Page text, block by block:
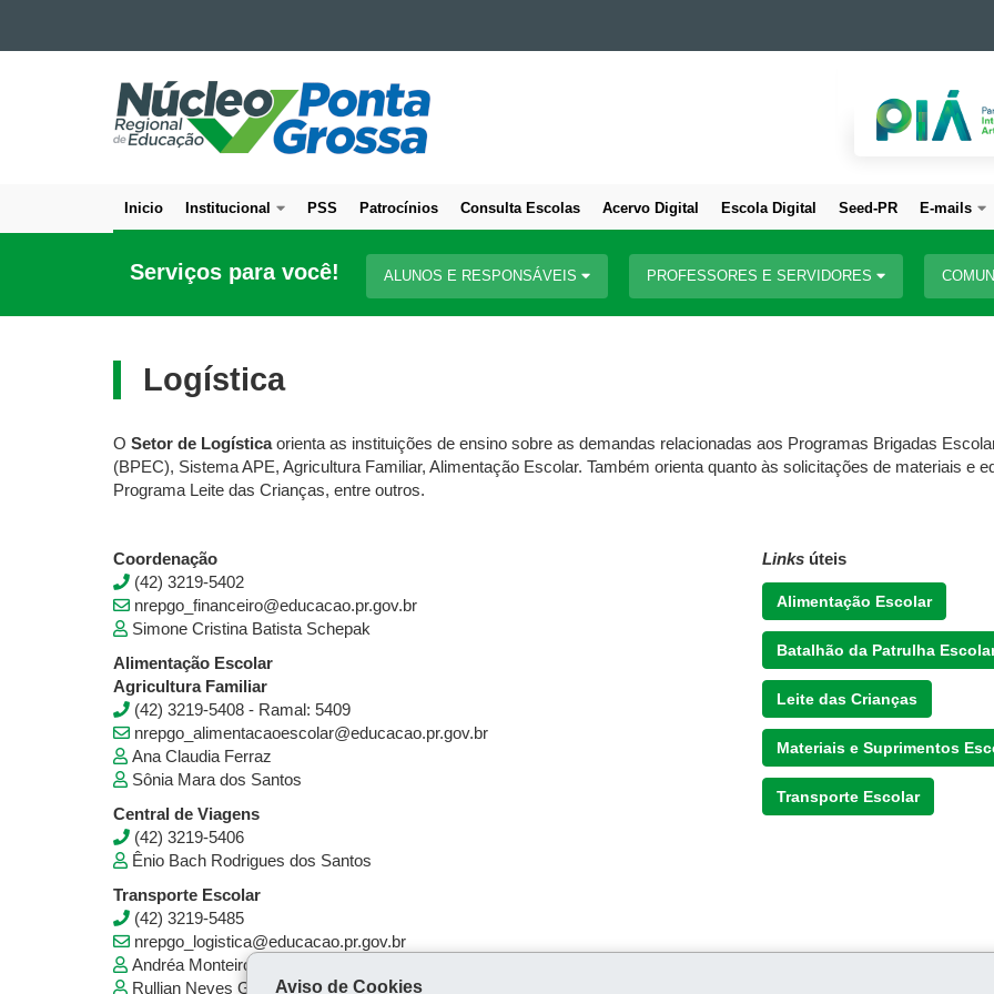
Ir para a navegação
Ir para a busca
NÚCLEO
REGIONAL
DE
PONTA
Navegação
principal
Inicio Institucional PSS Patrocínios Consulta Escolas Acervo Digital Escola Digital Seed-PR E-mails
Serviços para você! ALUNOS E RESPONSÁVEIS PROFESSORES E SERVIDORES
Logística
O Setor de Logísticaorienta as instituições de ensino sobre as demandas relacionadas aos Programas Brigadas
(BPEC), Sistema APE, Agricultura Familiar, Alimentação Escolar. Também orienta quanto às solicitações de materiais e
Programa Leite das Crianças, entre outros.
Coordenação
(42) 3219-5402
nrepgo_financeiro@educacao.pr.gov.br
Simone Cristina Batista Schepak
Alimentação Escolar
Agricultura Familiar
(42) 3219-5408 - Ramal: 5409
nrepgo_alimentacaoescolar@educacao.pr.gov.br
Ana Claudia Ferraz
Sônia Mara dos Santos
Central de Viagens
(42) 3219-5406
Ênio Bach Rodrigues dos Santos
Transporte Escolar
(42) 3219-5485
nrepgo_logistica@educacao.pr.gov.br
Andréa Monteiro
Rullian Neves Godoi
Links úteis
Alimentação Escolar
Batalhão da Patrulha
Leite das Crianças
Materiais e Suprimentos
Transporte Escolar
Aviso de Cookies